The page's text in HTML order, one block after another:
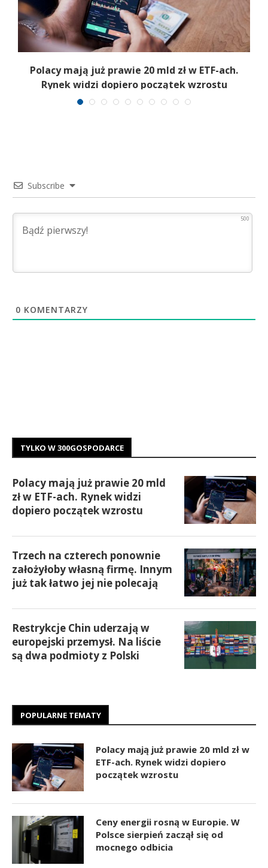
Polacy mają już prawie 20 mld zł w ETF-ach.
Rynek widzi dopiero początek wzrostu
Subscribe
500
0 KOMENTARZY
TYLKO W 300GOSPODARCE
Polacy mają już prawie 20 mld
zł w ETF-ach. Rynek widzi
dopiero początek wzrostu
Trzech na czterech ponownie
założyłoby własną firmę. Innym
już tak łatwo jej nie polecają
Restrykcje Chin uderzają w
europejski przemysł. Na liście
są dwa podmioty z Polski
POPULARNE TEMATY
Polacy mają już prawie 20 mld zł w
ETF-ach. Rynek widzi dopiero
początek wzrostu
Ceny energii rosną w Europie. W
Polsce sierpień zaczął się od
mocnego odbicia